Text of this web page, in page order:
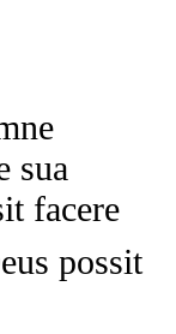
sua
facere
possit